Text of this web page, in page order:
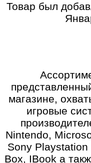
Товар был
магазине,
игровые
Nintendo,
Sony
Box, IBook а